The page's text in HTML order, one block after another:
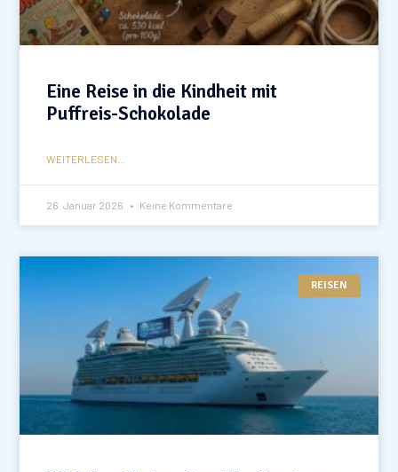
Eine Reise in die Kindheit mit
Puffreis-Schokolade
WEITERLESEN...
26. Januar 2026 Keine Kommentare
REISEN